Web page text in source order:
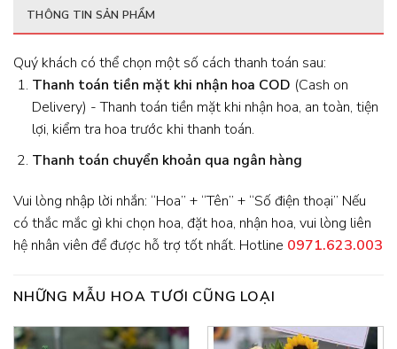
THÔNG TIN SẢN PHẨM
Quý khách có thể chọn một số cách thanh toán sau:
Thanh toán tiền mặt khi nhận hoa COD (Cash on
Delivery) - Thanh toán tiền mặt khi nhận hoa, an toàn, tiện
lợi, kiểm tra hoa trước khi thanh toán.
Thanh toán chuyển khoản qua ngân hàng
Vui lòng nhập lời nhắn: “Hoa” + “Tên” + “Số điện thoại” Nếu
có thắc mắc gì khi chọn hoa, đặt hoa, nhận hoa, vui lòng liên
hệ nhân viên để được hỗ trợ tốt nhất. Hotline 0971.623.003
NHỮNG MẪU HOA TƯƠI CŨNG LOẠI